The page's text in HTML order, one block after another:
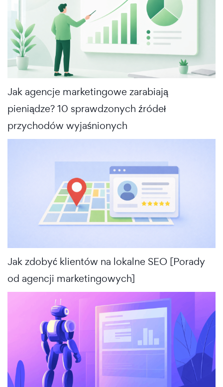
Jak agencje marketingowe zarabiają
pieniądze? 10 sprawdzonych źródeł
przychodów wyjaśnionych
Jak zdobyć klientów na lokalne SEO [Porady
od agencji marketingowych]